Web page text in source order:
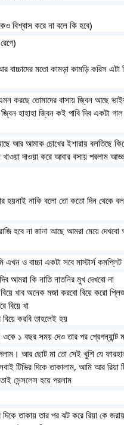
বিশ্বাস করে না বলে কি হবে)
আর বাচ্চাদের মতো কামড়া কামড়ি করিস
করছে তোমাদের বাসায় জ্বিন আছে
হাহাহা জ্বিন কই পাবি দিব একটা
আর আমাক চোখের ইশারায় বলতিছে
খাওয়া দাওয়া করে আবার বসায়
হয়নাই নাকি বলো তো কতো দিন থেকে
হবে না জানা আছে আমরা মেয়ে
এখন ও বাচ্চা একটা সবে মাস্টার্স
কি নাতি নাতনির মুখ দেখবো না
খাব অনেক মজা করবো বিয়ে করো
বিয়ে খা
করবি তাহলেই হয়
ওকে ১ বছর সময় দেও তার পর
আর ছোট মা তো সেই খুশি যে
টিভির দিকে তাকালাম, আমি আর রিয়া
সেন্সলেস হয়ে পরলাম
দিকে তাকায় তার পর ঝট করে রিয়া কে